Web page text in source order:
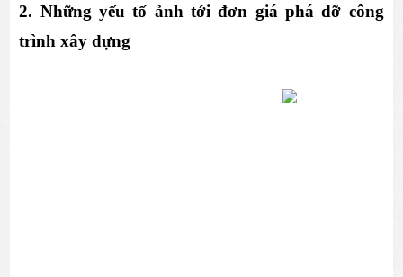
2. Những yếu tố ảnh tới đơn giá phá dỡ công
trình xây dựng